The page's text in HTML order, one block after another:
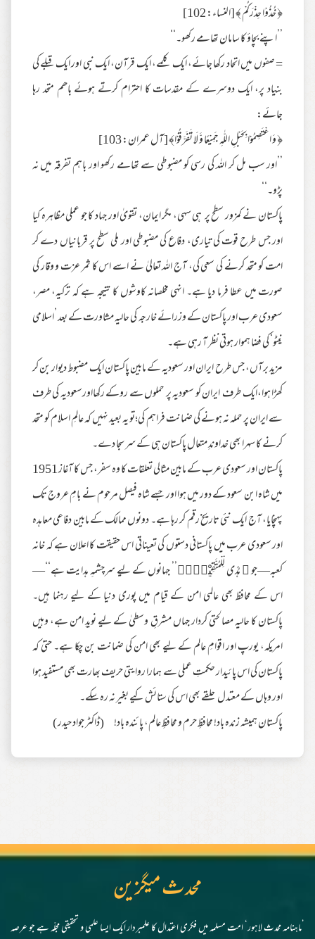
﴿ خُذُوْا حِذْرَكُمْ ﴾ [النساء: 102]
’’اپنے بچاؤ کا سامان تھامے رکھو۔‘‘
= صفوں میں اتحاد رکھا جائے، ایک کلمے، ایک قرآن، ایک نبی اور ایک قبلے کی
بنیاد پر، ایک دوسرے کے مقدسات کا احترام کرتے ہوئے باھم متحد رہا
جائے:
﴿ وَ اعْتَصِمُوْا بِحَبْلِ اللّٰهِ جَمِيْعًا وَّ لَا تَفَرَّقُوْا﴾ [آل عمران: 103]
’’اور سب مل کر اللہ کی رسی کو مضبوطی سے تھامے رکھو اور باہم تفرقہ میں نہ
پڑو۔‘‘
پاکستان نے کمزور سطح پر ہی سہی، مگر ایمان، تقویٰ اور جہاد کا جو عملی مظاہرہ کیا
اور جس طرح قوت کی تیاری، دفاع کی مضبوطی اور ملی سطح پر قربانیاں دے کر
امت کو متحد کرنے کی سعی کی، آج اللہ تعالیٰ نے اسے اس کا ثمر عزت و وقار کی
صورت میں عطا فرما دیا ہے۔ انہی مخلصانہ کاوشوں کا نتیجہ ہے کہ ترکیہ، مصر،
سعودی عرب اور پاکستان کے وزرائے خارجہ کی حالیہ مشاورت کے بعد ’اسلامی
نیٹو‘ کی فضا ہموار ہوتی نظر آ رہی ہے۔
مزید برآں، جس طرح ایران اور سعودیہ کے مابین پاکستان ایک مضبوط دیوار بن کر
کھڑا ہوا،ایک طرف ایران کو سعودیہ پر حملوں سے روکے رکھااورسعودیہ کی طرف
سے ایران پر حملہ نہ ہونے کی ضمانت فراہم کی؛تو یہ بعید نہیں کہ عالمِ اسلام کو متحد
کرنے کا سہرا بھی خداوندِ متعال پاکستان ہی کے سر سجا دے۔
پاکستان اور سعودی عرب کے مابین مثالی تعلقات کا وہ سفر، جس کا آغاز 1951
میں شاہ ابن سعود کے دور میں ہوا اور جسے شاہ فیصل مرحوم نے بامِ عروج تک
پہنچایا، آج ایک نئی تاریخ رقم کر رہا ہے۔ دونوں ممالک کے مابین دفاعی معاہدہ
اور سعودی عرب میں پاکستانی دستوں کی تعیناتی اس حقیقت کا اعلان ہے کہ خانہ
کعبہ—جو ﴿ هُدًى لِّلْمُتَّقِيْنَ۠﴾’’ جہانوں کے لیے سرچشمہِ ہدایت ہے‘‘—
اس کے محافظ بھی عالمی امن کے قیام میں پوری دنیا کے لیے رہنما ہیں۔
پاکستان کا حالیہ مصالحتی کردار جہاں مشرقِ وسطیٰ کے لیے نویدِ امن ہے، وہیں
امریکہ، یورپ اور اقوامِ عالم کے لیے بھی امن کی ضمانت بن چکا ہے۔ حتیٰ کہ
پاکستان کی اس پائیدار حکمتِ عملی سے ہمارا روایتی حریف بھارت بھی مستفید ہوا
اور وہاں کے معتدل حلقے بھی اس کی ستائش کیے بغیر نہ رہ سکے۔
پاکستان ہمیشہ زندہ باد! محافظِ حرم و محافظِ عالم، پائندہ باد! (ڈاکٹر جواد حیدر )
محدث میگزین
’ماہنامہ محدث لاہور‘ امت مسلمہ میں فکری اعتدال کا علمبردار ایک ایسا علمی و تحقیقی مجلّہ ہے جو عرصہ